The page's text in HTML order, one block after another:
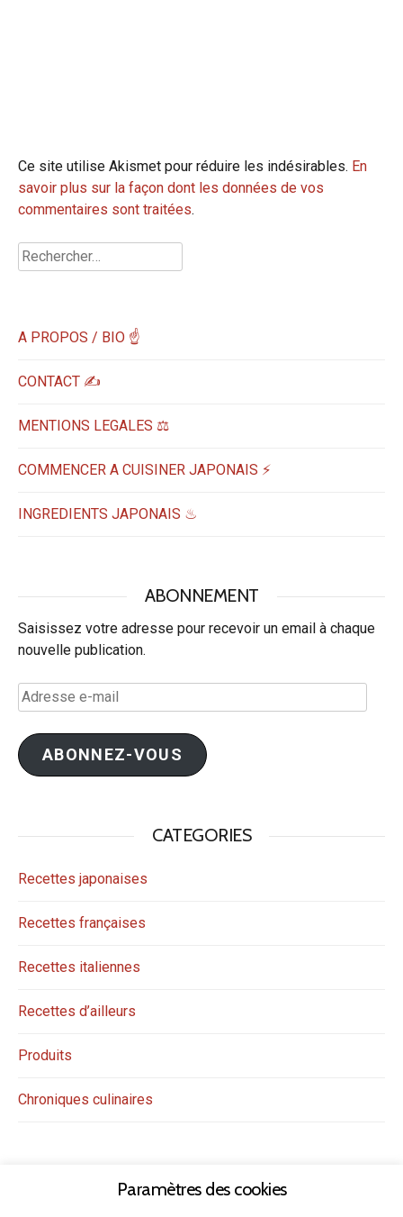
Ce site utilise Akismet pour réduire les indésirables. En
savoir plus sur la façon dont les données de vos
commentaires sont traitées.
Rechercher :
A PROPOS / BIO ☝
CONTACT ✍️
MENTIONS LEGALES ⚖️
COMMENCER A CUISINER JAPONAIS ⚡
INGREDIENTS JAPONAIS ♨
ABONNEMENT
Saisissez votre adresse pour recevoir un email à chaque
nouvelle publication.
Adresse
e-
mail
ABONNEZ-VOUS
CATEGORIES
Recettes japonaises
Recettes françaises
Recettes italiennes
Recettes d’ailleurs
Produits
Chroniques culinaires
Paramètres des cookies